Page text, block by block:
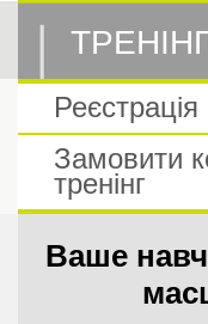
Реєстрація
Замовити
тренінг
Ваше